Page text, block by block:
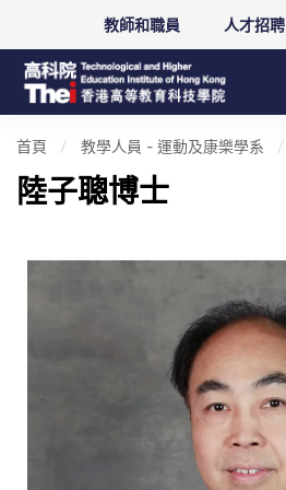
教師和職員 人才招聘
首頁 教學人員 - 運動及康樂學系
陸子聰博士